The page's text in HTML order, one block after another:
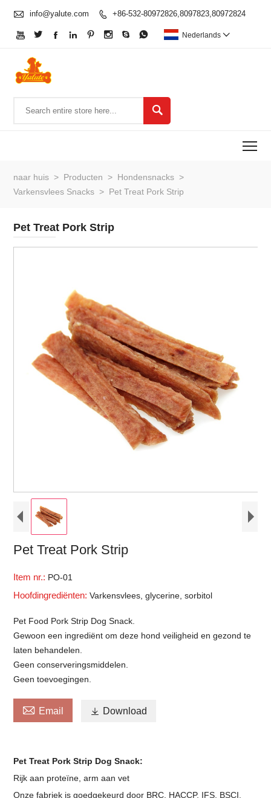
 info@yalute.com  +86-532-80972826,8097823,80972824
        Nederlands 

naar huis > Producten > Hondensnacks >
Varkensvlees Snacks > Pet Treat Pork Strip
Pet Treat Pork Strip
Pet Treat Pork Strip
Item nr.: PO-01
Hoofdingrediënten:Varkensvlees, glycerine, sorbitol
Pet Food Pork Strip Dog Snack.
Gewoon een ingrediënt om deze hond veiligheid en gezond te
laten behandelen.
Geen conserveringsmiddelen.
Geen toevoegingen.
 Email  Download
Pet Treat Pork Strip Dog Snack:
Rijk aan proteïne, arm aan vet
Onze fabriek is goedgekeurd door BRC, HACCP, IFS, BSCI.